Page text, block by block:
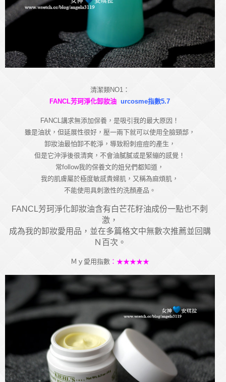
清潔類NO1：
FANCL芳珂淨化卸妝油 urcosme指數5.7
FANCL講求無添加保養，是吸引我的最大原因！
雖是油狀，但延展性很好，壓一兩下就可以使用全臉頸部，
卸妝油最怕卸不乾淨，導致粉刺痘痘的產生，
但是它沖淨後很清爽，不會油膩膩或是緊繃的感覺！
常follow我的保養文的妞兒們都知道，
我的肌膚屬於極度敏感貴婦肌，又稱為麻煩肌，
不能使用具刺激性的洗顏產品。
FANCL芳珂淨化卸妝油含有白芒花籽油成份一點也不刺
激，
成為我的卸妝愛用品，並在多篇格文中無數次推薦並回購
Ｎ百次。
Ｍｙ愛用指數：★★★★★